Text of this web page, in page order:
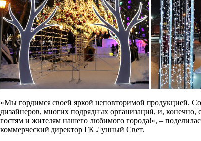
«Мы гордимся своей яркой неповторимой продукцией.
дизайнеров, многих подрядных организаций, и,
гостям и жителям нашего любимого города!», –
коммерческий директор ГК Лунный Свет.